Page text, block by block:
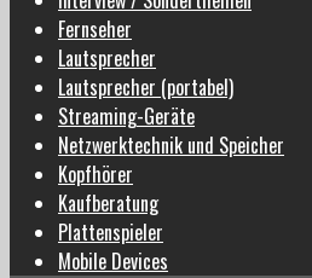
Fernseher
Lautsprecher
Lautsprecher (portabel)
Streaming-Geräte
Netzwerktechnik und Speicher
Kopfhörer
Kaufberatung
Plattenspieler
Mobile Devices